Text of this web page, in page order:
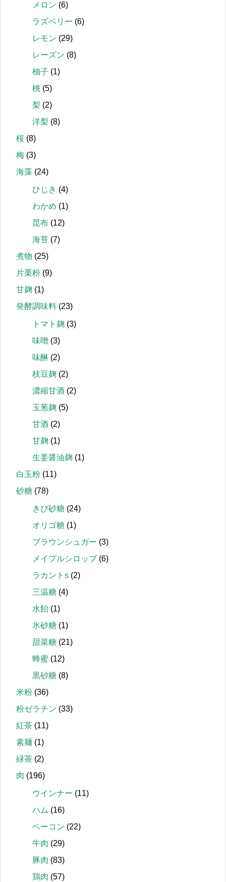
メロン (6)
ラズベリー (6)
レモン (29)
レーズン (8)
柚子 (1)
桃 (5)
梨 (2)
洋梨 (8)
桜 (8)
梅 (3)
海藻 (24)
ひじき (4)
わかめ (1)
昆布 (12)
海苔 (7)
煮物 (25)
片栗粉 (9)
甘麹 (1)
発酵調味料 (23)
トマト麹 (3)
味噌 (3)
味醂 (2)
枝豆麹 (2)
濃縮甘酒 (2)
玉葱麹 (5)
甘酒 (2)
甘麹 (1)
生姜醤油麹 (1)
白玉粉 (11)
砂糖 (78)
きび砂糖 (24)
オリゴ糖 (1)
ブラウンシュガー (3)
メイプルシロップ(6)
ラカントs (2)
三温糖 (4)
水飴 (1)
氷砂糖 (1)
甜菜糖 (21)
蜂蜜 (12)
黒砂糖 (8)
米粉 (36)
粉ゼラチン (33)
紅茶 (11)
素麺 (1)
緑茶 (2)
肉 (196)
ウインナー (11)
ハム (16)
ベーコン (22)
牛肉 (29)
豚肉 (83)
鶏肉 (57)